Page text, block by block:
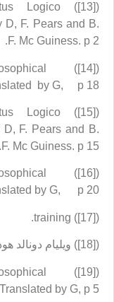
D, F. Pears and B.
F. Mc Guiness. p 2.
by G, p 18.
D, F. Pears and B.
F. Mc Guiness. p 15.
by G, p 20.
([17]) training.
([18]) ويليام دونالد هودسون، لودويگ ويتگنشتاين: 94.
by G, p 5.